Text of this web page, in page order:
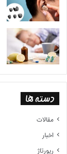
دسته ها
مقالات
اخبار
رپورتاژ